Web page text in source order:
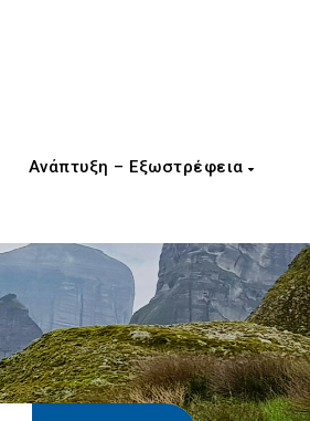
Ανάπτυξη – Εξωστρέφεια